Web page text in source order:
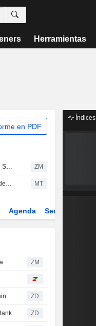
Herramientas
en PDF
ROCHE HOLDING AG : Morgan Stanley Cambia su recomendación a compra ZM
Roche lanza nuevas opciones de diagnóstico para la Cyclospora ante el brote en Estados Unidos MT
Agenda Sector
ZM
ZD
ZD
Índices